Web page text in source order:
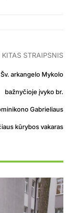
KITAS STRAIPSNIS
arkangelo Mykolo
bažnyčioje įvyko br.
Gabrieliaus
kūrybos vakaras